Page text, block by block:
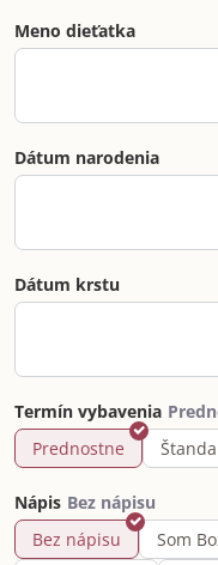
Meno dieťatka
Dátum narodenia
Dátum krstu
Termín vybavenia
Prednostne
Nápis
Bez nápisu
Som